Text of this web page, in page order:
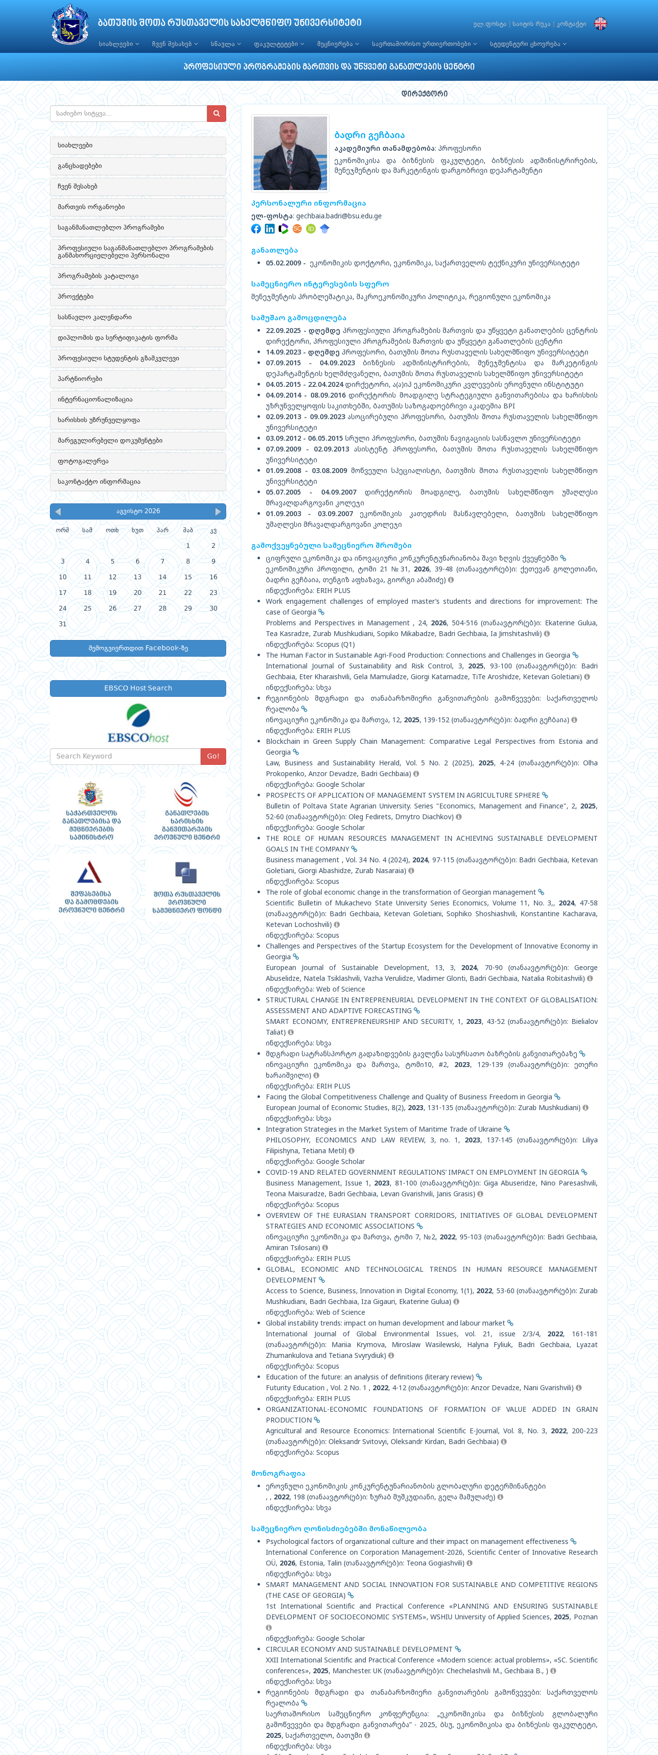
ბათუმის შოთა რუსთაველის სახელმწიფო უნივერსიტეტი ელ.ფოსტა საიტის რუკა კონტაქტი
სიახლეები ჩვენ შესახებ სწავლა ფაკულტეტები მეცნიერება საერთაშორისო ურთიერთობები სტუდენტური ცხოვრება
პროფესიული პროგრამების მართვის და უწყვეტი განათლების ცენტრი
სიახლეები
განცხადებები
ჩვენ შესახებ
მართვის ორგანოები
საგანმანათლებლო პროგრამები
პროფესიული საგანმანათლებლო პროგრამების
განმახორციელებელი პერსონალი
პროგრამების კატალოგი
პროექტები
სასწავლო კალენდარი
დიპლომის და სერტიფიკატის ფორმა
პროფესიული სტუდენტის გზამკვლევი
პარტნიორები
ინტერნაციონალიზაცია
ხარისხის უზრუნველყოფა
მარეგულირებელი დოკუმენტები
ფოტოგალერეა
საკონტაქტო ინფორმაცია
აგვისტო 2026
ორშ სამ ოთხ ხუთ პარ შაბ კვ
1 2
3 4 5 6 7 8 9
10 11 12 13 14 15 16
17 18 19 20 21 22 23
24 25 26 27 28 29 30
31
შემოგვიერთდით Facebook-ზე
EBSCO Host Search
Go!
დირექტორი
ბადრი გეჩბაია
აკადემიური თანამდებობა: პროფესორი
ეკონომიკისა და ბიზნესის ფაკულტეტი, ბიზნესის ადმინისტრირების,
მენეჯმენტის და მარკეტინგის დარგობრივი დეპარტამენტი
პერსონალური ინფორმაცია
ელ-ფოსტა: gechbaia.badri@bsu.edu.ge
განათლება
05.02.2009 - ეკონომიკის დოქტორი, ეკონომიკა, საქართველოს ტექნიკური უნივერსიტეტი
სამეცნიერო ინტერესების სფერო
მენეჯმენტის პრობლემატიკა, მაკროეკონომიკური პოლიტიკა, რეგიონული ეკონომიკა
სამუშაო გამოცდილება
22.09.2025 - დღემდე პროფესიული პროგრამების მართვის და უწყვეტი განათლების ცენტრის
დირექტორი, პროფესიული პროგრამების მართვის და უწყვეტი განათლების ცენტრი
14.09.2023 - დღემდე პროფესორი, ბათუმის შოთა რუსთაველის სახელმწიფო უნივერსიტეტი
07.09.2015 - 04.09.2023ბიზნესის ადმინისტრირების, მენეჯმენტისა და მარკეტინგის
დეპარტამენტის ხელმძღვანელი, ბათუმის შოთა რუსთაველის სახელმწიფო უნივერსიტეტი
04.05.2015 - 22.04.2024დირქეტორი, ა(ა)იპ ეკონომიკური კვლევების ეროვნული ინსტიტუტი
04.09.2014 - 08.09.2016დირექტორის მოადგილე სტრატეგიული განვითარებისა და ხარისხის
უზრუნველყოფის საკითხებში, ბათუმის საზოგადოებრივი აკადემია BPI
02.09.2013 - 09.09.2023ასოცირებული პროფესორი, ბათუმის შოთა რუსთაველის სახელმწიფო
უნივერსიტეტი
03.09.2012 - 06.05.2015 სრული პროფესორი, ბათუმის ნავიგაციის სასწავლო უნივერსიტეტი
07.09.2009 - 02.09.2013 ასისტენტ პროფესორი, ბათუმის შოთა რუსთაველის სახელმწიფო
უნივერსიტეტი
01.09.2008 - 03.08.2009 მოწვეული სპეციალისტი, ბათუმის შოთა რუსთაველის სახელმწიფო
უნივერსიტეტი
05.07.2005 - 04.09.2007დირექტორის მოადგილე, ბათუმის სახელმწიფო უმაღლესი
მრავალდარგოვანი კოლეჯი
01.09.2003 - 03.09.2007 ეკონომიკის კათედრის მასწავლებელი, ბათუმის სახელმწიფო
უმაღლესი მრავალდარგოვანი კოლეჯი
გამოქვეყნებული სამეცნიერო შრომები
ციფრული ეკონომიკა და ინოვაციური კონკურენტუნარიანობა შავი ზღვის ქვეყნებში
ეკონომიკური პროფილი, ტომი 21 №31, 2026, 39-48 (თანაავტორ(ებ)ი: ქეთევან გოლეთიანი,
ბადრი გეჩბაია, თენგიზ აფხაზავა, გიორგი აბაშიძე)
ინდექსირება: ERIH PLUS
Work engagement challenges of employed master’s students and directions for improvement: The
case of Georgia
Problems and Perspectives in Management , 24, 2026, 504-516 (თანაავტორ(ებ)ი: Ekaterine Gulua,
Tea Kasradze, Zurab Mushkudiani, Sopiko Mikabadze, Badri Gechbaia, Ia Jimshitashvili)
ინდექსირება: Scopus (Q1)
The Human Factor in Sustainable Agri-Food Production: Connections and Challenges in Georgia
International Journal of Sustainability and Risk Control, 3, 2025, 93-100 (თანაავტორ(ებ)ი: Badri
Gechbaia, Eter Kharaishvili, Gela Mamuladze, Giorgi Katamadze, TiTe Aroshidze, Ketevan Goletiani)
ინდექსირება: სხვა
რეგიონების მდგრადი და თანაბარზომიერი განვითარების გამოწვევები: საქართველოს
რეალობა
ინოვაციური ეკონომიკა და მართვა, 12, 2025, 139-152 (თანაავტორ(ებ)ი: ბადრი გეჩბაია)
ინდექსირება: ERIH PLUS
Blockchain in Green Supply Chain Management: Comparative Legal Perspectives from Estonia and
Georgia
Law, Business and Sustainability Herald, Vol. 5 No. 2 (2025), 2025, 4-24 (თანაავტორ(ებ)ი: Olha
Prokopenko, Anzor Devadze, Badri Gechbaia)
ინდექსირება: Google Scholar
PROSPECTS OF APPLICATION OF MANAGEMENT SYSTEM IN AGRICULTURE SPHERE
Bulletin of Poltava State Agrarian University. Series "Economics, Management and Finance", 2, 2025,
52-60 (თანაავტორ(ებ)ი: Oleg Fedirets, Dmytro Diachkov)
ინდექსირება: Google Scholar
THE ROLE OF HUMAN RESOURCES MANAGEMENT IN ACHIEVING SUSTAINABLE DEVELOPMENT
GOALS IN THE COMPANY
Business management , Vol. 34 No. 4 (2024), 2024, 97-115 (თანაავტორ(ებ)ი: Badri Gechbaia, Ketevan
Goletiani, Giorgi Abashidze, Zurab Nasaraia)
ინდექსირება: Scopus
The role of global economic change in the transformation of Georgian management
Scientific Bulletin of Mukachevo State University Series Economics, Volume 11, No. 3,, 2024, 47-58
(თანაავტორ(ებ)ი: Badri Gechbaia, Ketevan Goletiani, Sophiko Shoshiashvili, Konstantine Kacharava,
Ketevan Lochoshvili)
ინდექსირება: Scopus
Challenges and Perspectives of the Startup Ecosystem for the Development of Innovative Economy in
Georgia
European Journal of Sustainable Development, 13, 3, 2024, 70-90 (თანაავტორ(ებ)ი: George
Abuselidze, Natela Tsiklashvili, Vazha Verulidze, Vladimer Glonti, Badri Gechbaia, Natalia Robitashvili)
ინდექსირება: Web of Science
STRUCTURAL CHANGE IN ENTREPRENEURIAL DEVELOPMENT IN THE CONTEXT OF GLOBALISATION:
ASSESSMENT AND ADAPTIVE FORECASTING
SMART ECONOMY, ENTREPRENEURSHIP AND SECURITY, 1, 2023, 43-52 (თანაავტორ(ებ)ი: Bielialov
Taliat)
ინდექსირება: სხვა
მდგრადი სატრანსპორტო გადაზიდვების გავლენა სასურსათო ბაზრების განვითარებაზე
ინოვაციური ეკონომიკა და მართვა, ტომი10, #2, 2023, 129-139 (თანაავტორ(ებ)ი: ეთერი
ხარაიშვილი)
ინდექსირება: ERIH PLUS
Facing the Global Competitiveness Challenge and Quality of Business Freedom in Georgia
European Journal of Economic Studies, 8(2), 2023, 131-135 (თანაავტორ(ებ)ი: Zurab Mushkudiani)
ინდექსირება: სხვა
Integration Strategies in the Market System of Maritime Trade of Ukraine
PHILOSOPHY, ECONOMICS AND LAW REVIEW, 3, no. 1, 2023, 137-145 (თანაავტორ(ებ)ი: Liliya
Filipishyna, Tetiana Metil)
ინდექსირება: Google Scholar
COVID-19 AND RELATED GOVERNMENT REGULATIONS’ IMPACT ON EMPLOYMENT IN GEORGIA
Business Management, Issue 1, 2023, 81-100 (თანაავტორ(ებ)ი: Giga Abuseridze, Nino Paresashvili,
Teona Maisuradze, Badri Gechbaia, Levan Gvarishvili, Janis Grasis)
ინდექსირება: Scopus
OVERVIEW OF THE EURASIAN TRANSPORT CORRIDORS, INITIATIVES OF GLOBAL DEVELOPMENT
STRATEGIES AND ECONOMIC ASSOCIATIONS
ინოვაციური ეკონომიკა და მართვა, ტომი 7, №2, 2022, 95-103 (თანაავტორ(ებ)ი: Badri Gechbaia,
Amiran Tsilosani)
ინდექსირება: ERIH PLUS
GLOBAL, ECONOMIC AND TECHNOLOGICAL TRENDS IN HUMAN RESOURCE MANAGEMENT
DEVELOPMENT
Access to Science, Business, Innovation in Digital Economy, 1(1), 2022, 53-60 (თანაავტორ(ებ)ი: Zurab
Mushkudiani, Badri Gechbaia, Iza Gigauri, Ekaterine Gulua)
ინდექსირება: Web of Science
Global instability trends: impact on human development and labour market
International Journal of Global Environmental Issues, vol. 21, issue 2/3/4, 2022, 161-181
(თანაავტორ(ებ)ი: Mariia Krymova, Miroslaw Wasilewski, Halyna Fyliuk, Badri Gechbaia, Lyazat
Zhumankulova and Tetiana Svyrydiuk)
ინდექსირება: Scopus
Education of the future: an analysis of definitions (literary review)
Futurity Education , Vol. 2 No. 1 , 2022, 4-12 (თანაავტორ(ებ)ი: Anzor Devadze, Nani Gvarishvili)
ინდექსირება: ERIH PLUS
ORGANIZATIONAL-ECONOMIC FOUNDATIONS OF FORMATION OF VALUE ADDED IN GRAIN
PRODUCTION
Agricultural and Resource Economics: International Scientific E-Journal, Vol. 8, No. 3, 2022, 200-223
(თანაავტორ(ებ)ი: Oleksandr Svitovyi, Oleksandr Kirdan, Badri Gechbaia)
ინდექსირება: Scopus
მონოგრაფია
ეროვნული ეკონომიკის კონკურენტუნარიანობის გლობალური დეტერმინანტები
, , 2022, 198 (თანაავტორ(ებ)ი: ზურაბ მუშკუდიანი, გელა მამულაძე)
ინდექსირება: სხვა
სამეცნიერო ღონისძიებებში მონაწილეობა
Psychological factors of organizational culture and their impact on management effectiveness
International Conference on Corporation Management-2026, Scientific Center of Innovative Research
OÜ, 2026, Estonia, Talin (თანაავტორ(ებ)ი: Teona Gogiashvili)
ინდექსირება: სხვა
SMART MANAGEMENT AND SOCIAL INNOVATION FOR SUSTAINABLE AND COMPETITIVE REGIONS
(THE CASE OF GEORGIA)
1st International Scientific and Practical Conference «PLANNING AND ENSURING SUSTAINABLE
DEVELOPMENT OF SOCIOECONOMIC SYSTEMS», WSHIU University of Applied Sciences, 2025, Poznan
ინდექსირება: Google Scholar
CIRCULAR ECONOMY AND SUSTAINABLE DEVELOPMENT
XXII International Scientific and Practical Conference «Modern science: actual problems», «SC. Scientific
conferences», 2025, Manchester. UK (თანაავტორ(ებ)ი: Chechelashvili M., Gechbaia B., )
ინდექსირება: სხვა
რეგიონების მდგრადი და თანაბარზომიერი განვითარების გამოწვევები: საქართველოს
რეალობა
საერთაშორისო სამეცნიერო კონფერენცია: „ეკონომიკისა და ბიზნესის გლობალური
გამოწვევები და მდგრადი განვითარება” - 2025, ბსუ, ეკონომიკისა და ბიზნესის ფაკულტეტი,
2025, საქართველო, ბათუმი
ინდექსირება: სხვა